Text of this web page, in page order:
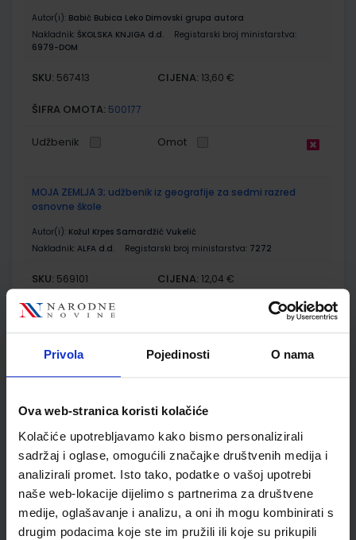
Privola Pojedinosti O nama
Ova web-stranica koristi kolačiće
Kolačiće upotrebljavamo kako bismo personalizirali
sadržaj i oglase, omogućili značajke društvenih medija i
analizirali promet. Isto tako, podatke o vašoj upotrebi
naše web-lokacije dijelimo s partnerima za društvene
medije, oglašavanje i analizu, a oni ih mogu kombinirati s
drugim podacima koje ste im pružili ili koje su prikupili
Autor(i): Babić Bubica Leko Dimovski grupa autora
Nakladnik: ŠKOLSKA KNJIGA d.d.
Registarski broj ministarstva:
6979-DOM
SKU: 567413 CIJENA: 13,60 €
ŠIFRA OMOTA: 500177
Udžbenik Omot
MOJA ZEMLJA 3; udžbenik iz geografije za sedmi razred
osnovne škole
Autor(i): Kožul Krpes Samardžić Vukelić
Nakladnik: ALFA d.d. Registarski broj ministarstva: 7272
SKU: 569101 CIJENA: 12,04 €
ŠIFRA OMOTA: 500167
razred osnovne škole
Autor(i): Kožul Krpes Samardžić Vukelić
Nakladnik:
ALFA d.d. Registarski broj ministarstva:7272-DOM
SKU:569102 CIJENA:12,00 €
ŠIFRA OMOTA: 500167